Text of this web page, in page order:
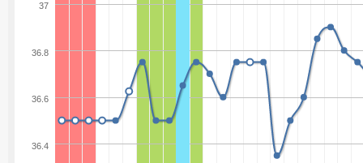
36.4
36.6
36.8
37